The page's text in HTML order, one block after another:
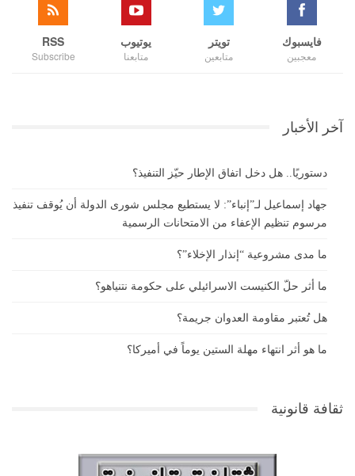
فايسبوك
معجبين
تويتر
متابعين
يوتيوب
متابعنا
RSS
Subscribe
آخر الأخبار
دستوريًا.. هل دخل اتفاق الإطار حيّز التنفيذ؟
جهاد إسماعيل لـ”إنباء”: لا يستطيع مجلس شورى الدولة أن يُوقف تنفيذ
مرسوم تنظيم الإعفاء من الامتحانات الرسمية
ما مدى مشروعية “إنذار الإخلاء”؟
ما أثر حلّ الكنيست الاسرائيلي على حكومة نتنياهو؟
هل تُعتبر مقاومة العدوان جريمة؟
ما هو أثر انتهاء مهلة الستين يوماً في أميركا؟
ثقافة قانونية